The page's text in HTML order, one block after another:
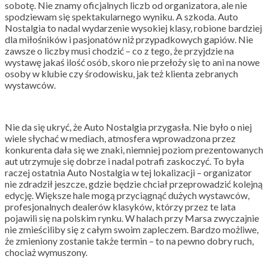
sobotę. Nie znamy oficjalnych liczb od organizatora, ale nie
spodziewam się spektakularnego wyniku. A szkoda. Auto
Nostalgia to nadal wydarzenie wysokiej klasy, robione bardziej
dla miłośników i pasjonatów niż przypadkowych gapiów. Nie
zawsze o liczby musi chodzić – co z tego, że przyjdzie na
wystawę jakaś ilość osób, skoro nie przełoży się to ani na nowe
osoby w klubie czy środowisku, jak też klienta zebranych
wystawców.
Nie da się ukryć, że Auto Nostalgia przygasła. Nie było o niej
wiele słychać w mediach, atmosfera wprowadzona przez
konkurenta dała się we znaki, niemniej poziom prezentowanych
aut utrzymuje się dobrze i nadal potrafi zaskoczyć. To była
raczej ostatnia Auto Nostalgia w tej lokalizacji – organizator
nie zdradził jeszcze, gdzie będzie chciał przeprowadzić kolejną
edycję. Większe hale mogą przyciągnąć dużych wystawców,
profesjonalnych dealerów klasyków, którzy przez te lata
pojawili się na polskim rynku. W halach przy Marsa zwyczajnie
nie zmieściliby się z całym swoim zapleczem. Bardzo możliwe,
że zmieniony zostanie także termin – to na pewno dobry ruch,
chociaż wymuszony.